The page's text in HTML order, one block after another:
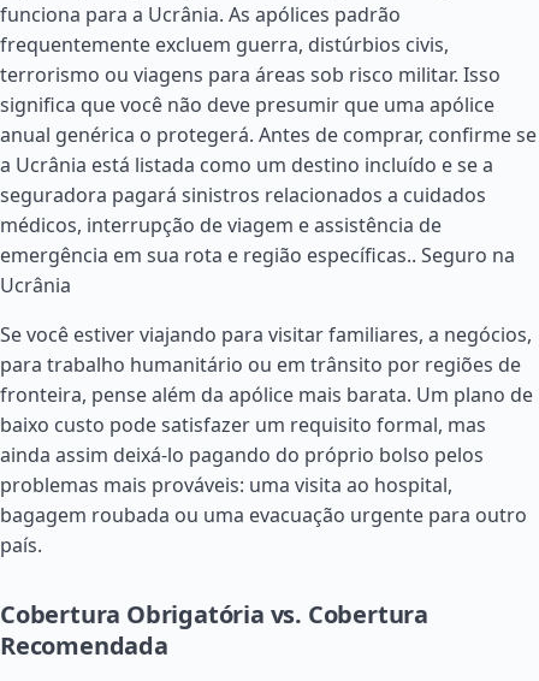
funciona para a Ucrânia. As apólices padrão
frequentemente excluem guerra, distúrbios civis,
terrorismo ou viagens para áreas sob risco militar. Isso
significa que você não deve presumir que uma apólice
anual genérica o protegerá. Antes de comprar, confirme se
a Ucrânia está listada como um destino incluído e se a
seguradora pagará sinistros relacionados a cuidados
médicos, interrupção de viagem e assistência de
emergência em sua rota e região específicas.. Seguro na
Ucrânia
Se você estiver viajando para visitar familiares, a negócios,
para trabalho humanitário ou em trânsito por regiões de
fronteira, pense além da apólice mais barata. Um plano de
baixo custo pode satisfazer um requisito formal, mas
ainda assim deixá-lo pagando do próprio bolso pelos
problemas mais prováveis: uma visita ao hospital,
bagagem roubada ou uma evacuação urgente para outro
país.
Cobertura Obrigatória vs. Cobertura
Recomendada